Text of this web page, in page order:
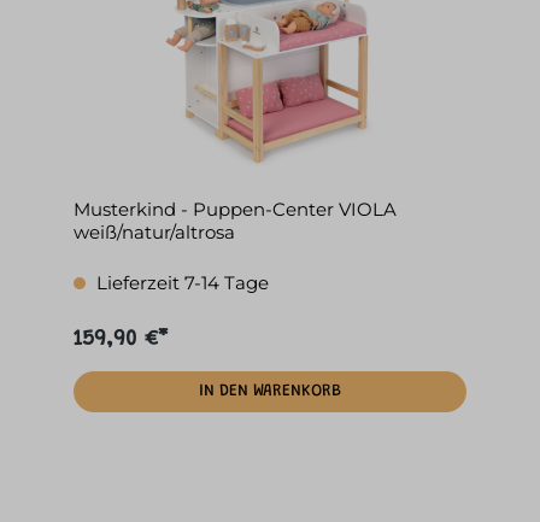
Musterkind - Puppen-Center VIOLA
weiß/natur/altrosa
Lieferzeit 7-14 Tage
159,90 €*
IN DEN WARENKORB